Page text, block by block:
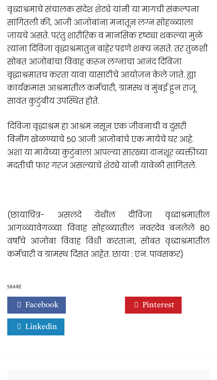
वृध्दाश्रमाचे संचालक संदेश शेट्ये यांनी या मागची संकल्पना
सांगितली की, आजी आजोबांना मनातून लग्न सोहळ्याला
जायचे असते. परंतु शारीरिक व मानसिक दृष्ट्या थकल्या मुळे
त्यांना दिविजा वृद्धाश्रमातुन बाहेर पडणे शक्य नसते. तर तुळशी
सोबत आजोबांचा विवाह करून लग्नाचा आनंद दिविजा
वृद्धाश्रमातच करता यावा यासाठीचे आयोजन केले जाते. ह्या
कार्यक्रमास आश्रमातील कर्मचारी, ग्रामस्थ व मुंबई हुन राजू
सावंत कुटुंबीय उपस्थित होते.
दिविजा वृद्धाश्रम हा आश्रम नसून एक जीवनाची व दुसरी
विनींग खेळण्याचे 50 आजी आजोबांचे एक मायेचे घर आहे.
अशा या मायेच्या कुटुंबाला आपल्या सारख्या दानशूर व्यक्तीच्या
मदतीची फार गरज असल्याचे शेट्ये यांनी यावेळी सांगितले.
(छायाचित्र- असलदे येथील दीविजा वृध्दाश्रमातील
आगळ्यावेगळ्या विवाह सोहळ्यातील नवरदेव बनलेले 80
वर्षांचे आजोबा विवाह विधी करताना, सोबत वृध्दाश्रमातील
कर्मचारी व ग्रामस्थ दिसत आहेत. छाया : एन. पावसकर)
SHARE
Facebook Pinterest
Linkedin